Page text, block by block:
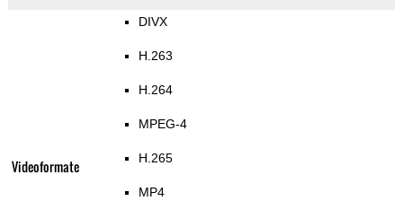
Videoformate
DIVX
H.263
H.264
MPEG-4
H.265
MP4